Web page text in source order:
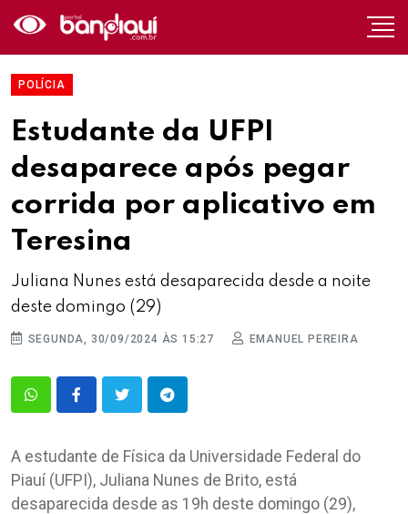
POLÍCIA
Estudante da UFPI
desaparece após pegar
corrida por aplicativo em
Teresina
Juliana Nunes está desaparecida desde a noite
deste domingo (29)
SEGUNDA, 30/09/2024 ÀS 15:27 EMANUEL PEREIRA
A estudante de Física da Universidade Federal do
Piauí (UFPI), Juliana Nunes de Brito, está
desaparecida desde as 19h deste domingo (29),